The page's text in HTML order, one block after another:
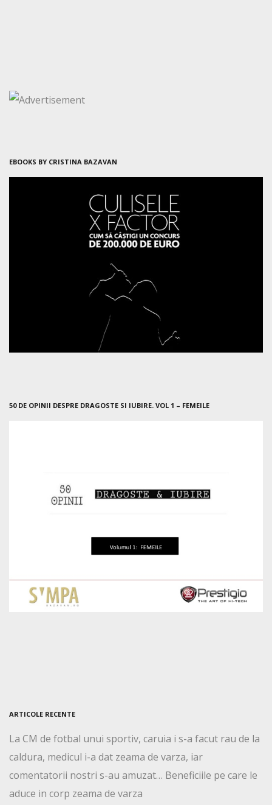
EBOOKS BY CRISTINA BAZAVAN
50 DE OPINII DESPRE DRAGOSTE SI IUBIRE. VOL 1 – FEMEILE
ARTICOLE RECENTE
La CM de fotbal unui sportiv, caruia i s-a facut rau de la
caldura, medicul i-a dat zeama de varza, iar
comentatorii nostri s-au amuzat… Beneficiile pe care le
aduce in corp zeama de varza